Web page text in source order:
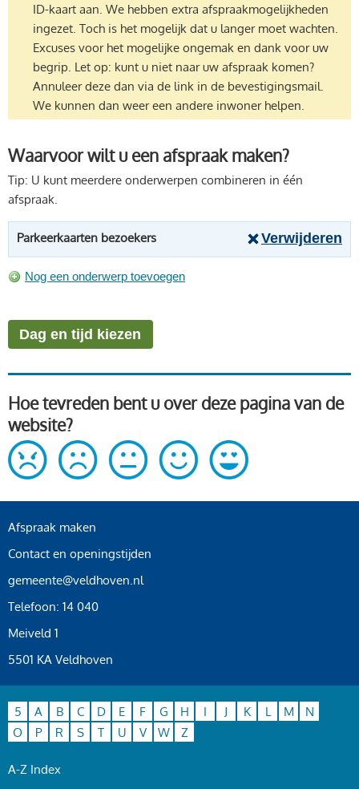
ID-kaart aan. We hebben extra afspraakmogelijkheden
ingezet. Toch is het mogelijk dat u langer moet wachten.
Excuses voor het mogelijke ongemak en dank voor uw
begrip. Let op: kunt u niet naar uw afspraak komen?
Annuleer deze dan via de link in de bevestigingsmail.
We kunnen dan weer een andere inwoner helpen.
Waarvoor wilt u een afspraak maken?
Tip: U kunt meerdere onderwerpen combineren in één
afspraak.
Parkeerkaarten bezoekers
Hoe tevreden bent u over deze pagina van de
website?
Afspraak maken
Contact en openingstijden
gemeente@veldhoven.nl
Telefoon: 14 040
Meiveld 1
5501 KA Veldhoven
5 A B C D E F G H I J K L M
N
O
P R S T U V W Z
A-Z Index